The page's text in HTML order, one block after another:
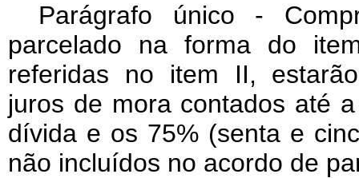
Parágrafo único -
parcelado na forma do
referidas no item II,
juros de mora contados até
dívida e os 75% (senta e
não incluídos no acordo de